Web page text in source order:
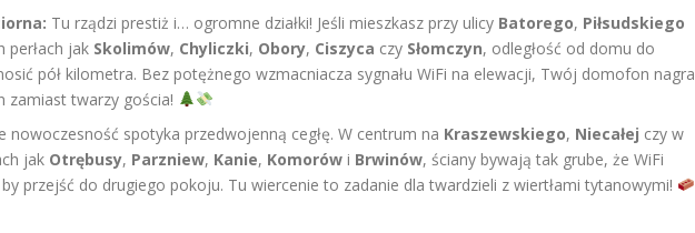
Tu rządzi prestiż i… ogromne działki! Jeśli mieszkasz przy ulicy Batorego, Piłsudskiego
perłach jak Skolimów, Chyliczki, Obory, Ciszyca czy Słomczyn, odległość od domu do
pół kilometra. Bez potężnego wzmacniacza sygnału WiFi na elewacji, Twój domofon nagra
zamiast twarzy gościa!
nowoczesność spotyka przedwojenną cegłę. W centrum na Kraszewskiego, Niecałej czy w
jak Otrębusy, Parzniew, Kanie, Komorów i Brwinów, ściany bywają tak grube, że WiFi
przejść do drugiego pokoju. Tu wiercenie to zadanie dla twardzieli z wiertłami tytanowymi!